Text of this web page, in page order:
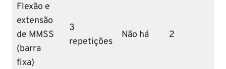
Flexão e
extensão
de MMSS
(barra
fixa)
3
repetições
Não há 2